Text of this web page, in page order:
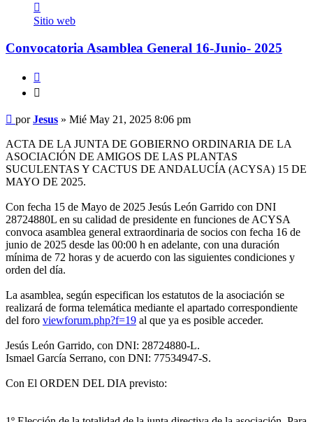
Jesus
Sitio web
Convocatoria Asamblea General 16-Junio- 2025
Mensaje
porJesus » Mié May 21, 2025 8:06 pm
ACTA DE LA JUNTA DE GOBIERNO ORDINARIA DE LA
ASOCIACIÓN DE AMIGOS DE LAS PLANTAS
SUCULENTAS Y CACTUS DE ANDALUCÍA (ACYSA) 15 DE
MAYO DE 2025.
Con fecha 15 de Mayo de 2025 Jesús León Garrido con DNI
28724880L en su calidad de presidente en funciones de ACYSA
convoca asamblea general extraordinaria de socios con fecha 16 de
junio de 2025 desde las 00:00 h en adelante, con una duración
mínima de 72 horas y de acuerdo con las siguientes condiciones y
orden del día.
La asamblea, según especifican los estatutos de la asociación se
realizará de forma telemática mediante el apartado correspondiente
del foro viewforum.php?f=19 al que ya es posible acceder.
Jesús León Garrido, con DNI: 28724880-L.
Ismael García Serrano, con DNI: 77534947-S.
Con El ORDEN DEL DIA previsto: